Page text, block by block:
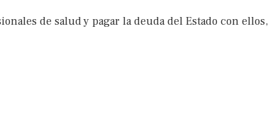
de salud y pagar la deuda del Estado con ellos,